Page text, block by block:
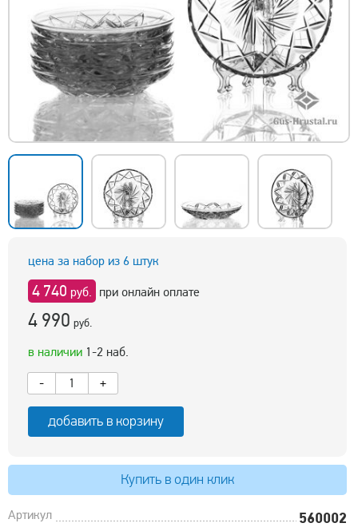
цена за набор из 6 штук
4 740 руб. при онлайн оплате
4 990 руб.
в наличии 1-2 наб.
-
+
добавить в корзину
Купить в один клик
Артикул 560002